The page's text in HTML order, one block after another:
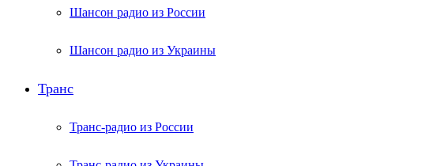
Шансон радио из России
Шансон радио из Украины
Транс
Транс-радио из России